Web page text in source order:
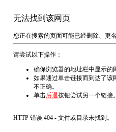
无法找到该网页
您正在搜索的页面可能已经删除、更
请尝试以下操作：
确保浏览器的地址栏中显示的
如果通过单击链接而到达了该
不正确。
单击后退按钮尝试另一个链接。
HTTP 错误 404 - 文件或目录未找到。